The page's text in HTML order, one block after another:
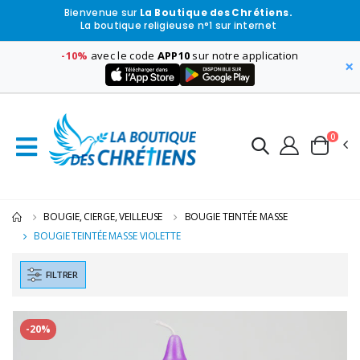
Bienvenue sur La Boutique des Chrétiens.
La boutique religieuse n°1 sur internet
-10% avec le code APP10 sur notre application
×
0
BOUGIE, CIERGE, VEILLEUSE
BOUGIE TEINTÉE MASSE
BOUGIE TEINTÉE MASSE VIOLETTE
FILTRER
-20%